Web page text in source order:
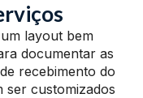
layout bem
documentar as
recebimento do
ser customizados